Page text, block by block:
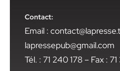
Contact:
Email :
lapressepub@gmail.com
Tél. : 71 240 178 – Fax :